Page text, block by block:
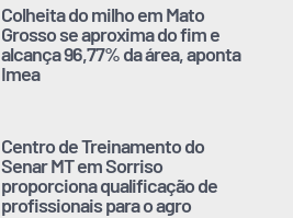
Colheita do milho em Mato
Grosso se aproxima do fim e
alcança 96,77% da área, aponta
Imea
Centro de Treinamento do
Senar MT em Sorriso
proporciona qualificação de
profissionais para o agro